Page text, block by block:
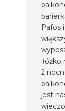
Pafos
łóżko
2
jest